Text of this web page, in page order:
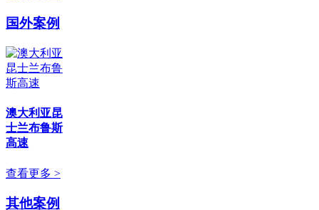
国外案例
澳大利亚昆
士兰布鲁斯
高速
查看更多 >
其他案例